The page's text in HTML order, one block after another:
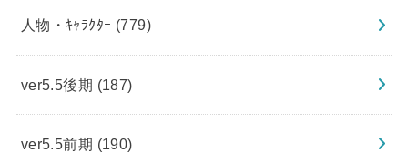
人物・ｷｬﾗｸﾀｰ (779)
ver5.5後期 (187)
ver5.5前期 (190)